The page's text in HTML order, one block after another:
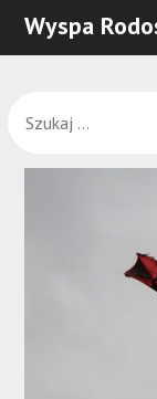
Wyspa